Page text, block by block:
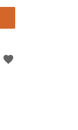
favorite